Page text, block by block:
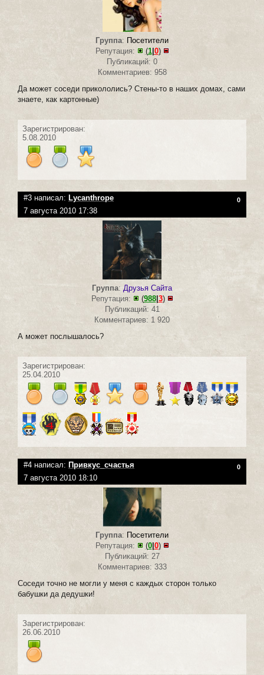
Группа: Посетители
Репутация:
(1| 0)
Публикаций: 0
Комментариев: 958
Да может соседи прикололись? Стены-то в наших домах, сами
знаете, как картонные)
Зарегистрирован:
5.08.2010
#3 написал: Lycanthrope 0
7 августа 2010 17:38
Группа: Друзья Сайта
Репутация:
(988| 3)
Публикаций: 41
Комментариев: 1 920
А может послышалось?
Зарегистрирован:
25.04.2010
#4 написал: Привкус_счастья 0
7 августа 2010 18:10
Группа: Посетители
Репутация:
(0| 0)
Публикаций: 27
Комментариев: 333
Соседи точно не могли у меня с каждых сторон только
бабушки да дедушки!
Зарегистрирован:
26.06.2010